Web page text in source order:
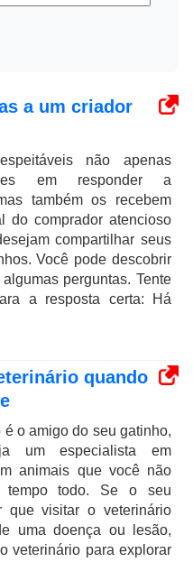
a um criador
​​não apenas
em responder a
também os recebem
do comprador atencioso
compartilhar seus
Você pode descobrir
perguntas. Tente
a resposta certa: Há
quando
é o amigo do seu gatinho,
um especialista em
animais que você não
todo. Se o seu
que visitar o veterinário
uma doença ou lesão,
veterinário para explorar